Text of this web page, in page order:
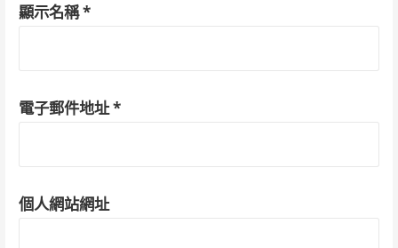
顯示名稱*
電子郵件地址*
個人網站網址